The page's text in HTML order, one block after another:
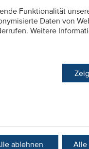
im nordrhein-
Funktionalität
Daten von
Weitere
ablehnen Alle